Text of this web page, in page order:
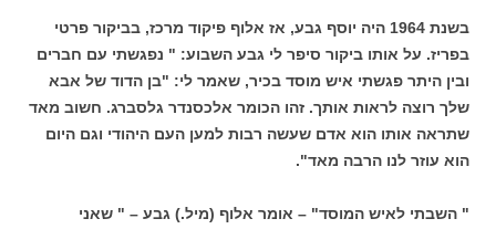
בשנת 1964 היה יוסף גבע, אז אלוף פיקוד מרכז, בביקור פרטי
בפריז. על אותו ביקור סיפר לי גבע השבוע: " נפגשתי עם חברים
ובין היתר פגשתי איש מוסד בכיר, שאמר לי: "בן הדוד של אבא
שלך רוצה לראות אותך. זהו הכומר אלכסנדר גלסברג. חשוב מאד
שתראה אותו הוא אדם שעשה רבות למען העם היהודי וגם היום
הוא עוזר לנו הרבה מאד".
" השבתי לאיש המוסד" – אומר אלוף (מיל.) גבע – " שאני